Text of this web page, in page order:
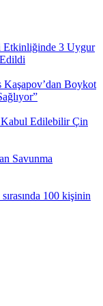
Etkinliğinde 3 Uygur
Kaşapov’dan Boykot
Kabul Edilebilir Çin
Savunma
100 kişinin